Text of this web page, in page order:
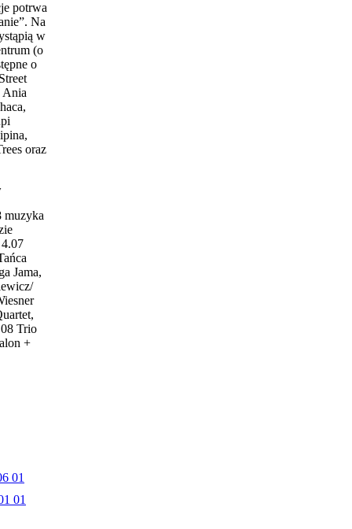
potrwa
Na
w
(o
o
Ania
oraz
muzyka
Jama,
Trio
+